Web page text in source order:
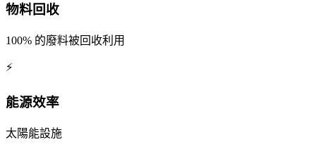
物料回收
100% 的廢料被回收利用
⚡
能源效率
太陽能設施